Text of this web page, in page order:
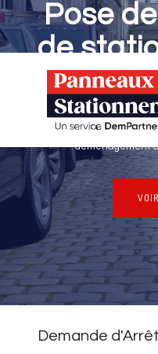
Pose
de
Panneaux
d'autorisations de
déménagement
Demande